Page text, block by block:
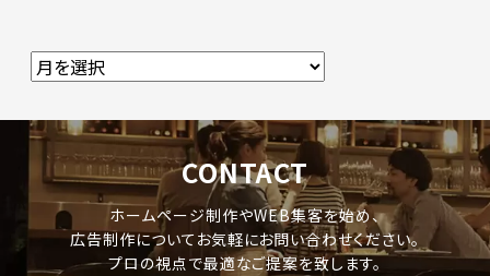
CONTACT
ホームページ制作やWEB集客を始め、
広告制作についてお気軽にお問い合わせください。
プロの視点で最適なご提案を致します。